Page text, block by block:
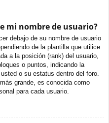
mi nombre de usuario?
debajo de su nombre de usuario
de la plantilla que utilice
a la posición (rank) del usuario,
o puntos, indicando la
o su estatus dentro del foro.
grande, es conocida como
para cada usuario.